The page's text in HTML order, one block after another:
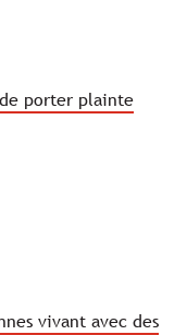
porter plainte
vivant avec des